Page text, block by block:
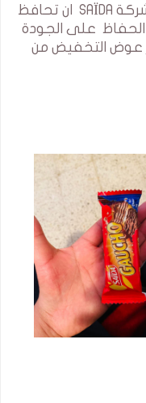
المقدرة الشرائية لكنه كان على شركة SAÏDA ان تحافظ
الحفاظ على الجودة
عوض التخفيض من